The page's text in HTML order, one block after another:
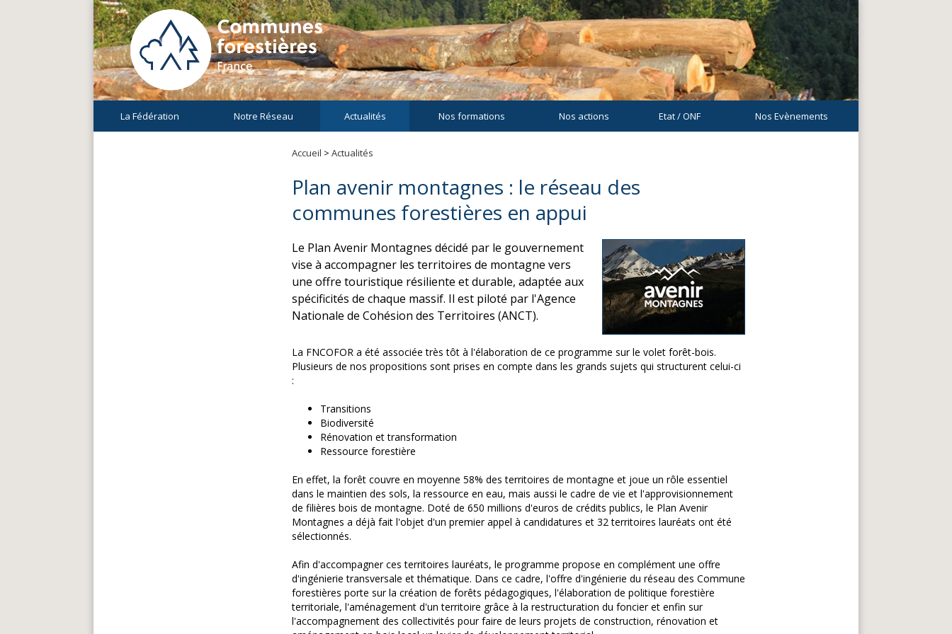
La Fédération Notre Réseau Actualités Nos formations Nos actions Etat / ONF Nos Evènements
Accueil > Actualités
Plan avenir montagnes : le réseau des
communes forestières en appui
Le Plan Avenir Montagnes décidé par le gouvernement
vise à accompagner les territoires de montagne vers
une offre touristique résiliente et durable, adaptée aux
spécificités de chaque massif. Il est piloté par l'Agence
Nationale de Cohésion des Territoires (ANCT).
La FNCOFOR a été associée très tôt à l'élaboration de ce programme sur le volet forêt-bois.
Plusieurs de nos propositions sont prises en compte dans les grands sujets qui structurent celui-ci
:
Transitions
Biodiversité
Rénovation et transformation
Ressource forestière
En effet, la forêt couvre en moyenne 58% des territoires de montagne et joue un rôle essentiel
dans le maintien des sols, la ressource en eau, mais aussi le cadre de vie et l'approvisionnement
de filières bois de montagne. Doté de 650 millions d'euros de crédits publics, le Plan Avenir
Montagnes a déjà fait l'objet d'un premier appel à candidatures et 32 territoires lauréats ont été
sélectionnés.
Afin d'accompagner ces territoires lauréats, le programme propose en complément une offre
d'ingénierie transversale et thématique. Dans ce cadre, l'offre d'ingénierie du réseau des Commune
forestières porte sur la création de forêts pédagogiques, l'élaboration de politique forestière
territoriale, l'aménagement d'un territoire grâce à la restructuration du foncier et enfin sur
l'accompagnement des collectivités pour faire de leurs projets de construction, rénovation et